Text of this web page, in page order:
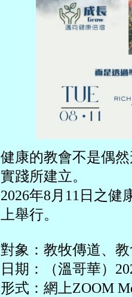
健康的教會不是偶
實踐所建立。
2026年8月11日之健
上舉行。
對象：教牧傳道、
日期：（溫哥華）
形式：網上ZOOM